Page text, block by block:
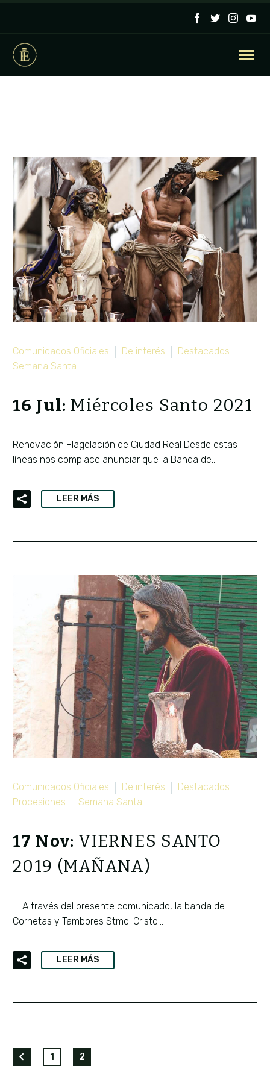
Comunicados Oficiales
De interés
Destacados
Semana Santa
16 Jul: Miércoles Santo 2021
Renovación Flagelación de Ciudad Real Desde estas
líneas nos complace anunciar que la Banda de…
LEER MÁS
Comunicados Oficiales
De interés
Destacados
Procesiones
Semana Santa
17 Nov: VIERNES SANTO
2019 (MAÑANA)
A través del presente comunicado, la banda de
Cornetas y Tambores Stmo. Cristo…
LEER MÁS
1 2